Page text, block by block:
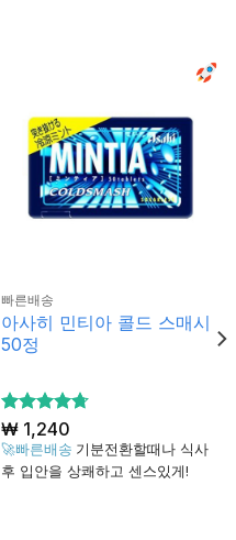
빠른배송
아사히 민티아 콜드 스매시
50정
5 중에서
4.7로 평
가됨
₩1,240
🚀빠른배송 기분전환할때나 식사
후 입안을 상쾌하고 센스있게!